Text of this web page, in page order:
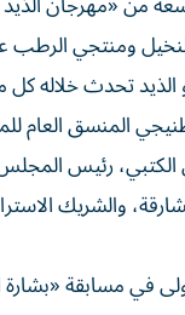
النخيل ومنتجي
تحدث خلاله كل
المنسق العام
رئيس
والشريك
في مسابقة